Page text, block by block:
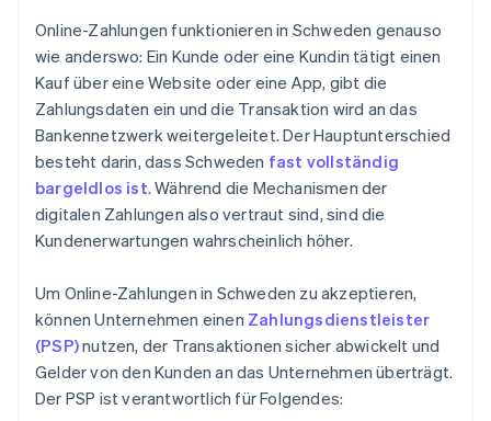
Online-Zahlungen funktionieren in Schweden genauso
wie anderswo: Ein Kunde oder eine Kundin tätigt einen
Kauf über eine Website oder eine App, gibt die
Zahlungsdaten ein und die Transaktion wird an das
Bankennetzwerk weitergeleitet. Der Hauptunterschied
besteht darin, dass Schweden fast vollständig
bargeldlos ist. Während die Mechanismen der
digitalen Zahlungen also vertraut sind, sind die
Kundenerwartungen wahrscheinlich höher.
Um Online-Zahlungen in Schweden zu akzeptieren,
können Unternehmen einen Zahlungsdienstleister
(PSP)nutzen, der Transaktionen sicher abwickelt und
Gelder von den Kunden an das Unternehmen überträgt.
Der PSP ist verantwortlich für Folgendes: